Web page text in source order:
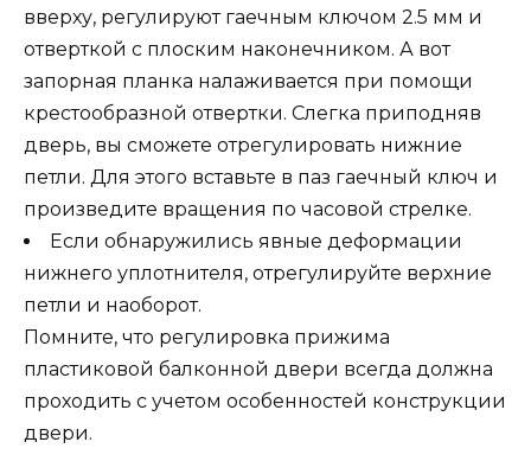
вверху, регулируют гаечным ключом 2.5 мм и
отверткой с плоским наконечником. А вот
запорная планка налаживается при помощи
крестообразной отвертки. Слегка приподняв
дверь, вы сможете отрегулировать нижние
петли. Для этого вставьте в паз гаечный ключ и
произведите вращения по часовой стрелке.
Если обнаружились явные деформации
нижнего уплотнителя, отрегулируйте верхние
петли и наоборот.
Помните, что регулировка прижима
пластиковой балконной двери всегда должна
проходить с учетом особенностей конструкции
двери.